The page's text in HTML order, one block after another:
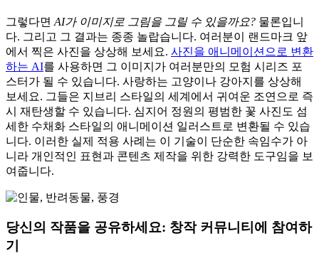
그렇다면 AI가 이미지로 그림을 그릴 수 있을까요? 물론입니
다. 그리고 그 결과는 종종 놀랍습니다. 여러분이 랜드마크 앞
에서 찍은 사진을 상상해 보세요. 사진을 애니메이션으로 변환
하는 AI를 사용하면 그 이미지가 여러분만의 모험 시리즈 포
스터가 될 수 있습니다. 사랑하는 고양이나 강아지를 상상해
보세요. 그들은 지브리 스타일의 세계에서 귀여운 조연으로 즉
시 재탄생할 수 있습니다. 심지어 정원의 평범한 꽃 사진도 섬
세한 수채화 스타일의 애니메이션 일러스트로 변환될 수 있습
니다. 이러한 실제 적용 사례는 이 기술이 단순한 속임수가 아
니라 개인적인 표현과 콘텐츠 제작을 위한 강력한 도구임을 보
여줍니다.
당신의 작품을 공유하세요: 창작 커뮤니티에 참여하
기